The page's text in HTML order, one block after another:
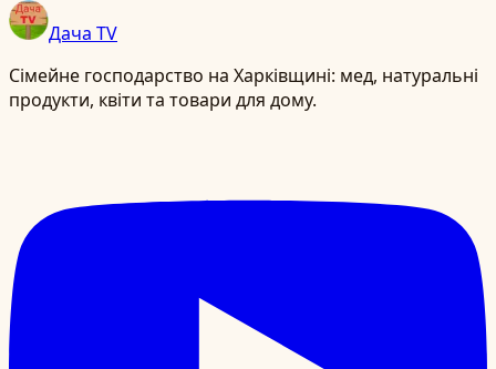
Дача TV
Сімейне господарство на Харківщині: мед, натуральні
продукти, квіти та товари для дому.